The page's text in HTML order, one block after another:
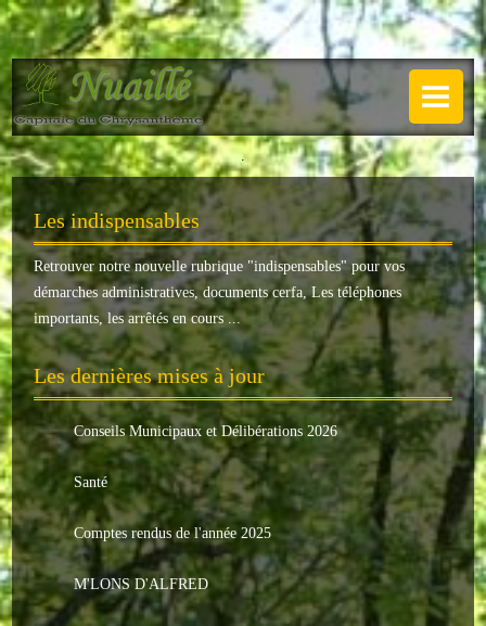
NUAILLÉ
Plan de Nuaillé
Sentiers pédestres
Guide annuel
Histoire
Galerie
LA MAIRIE
Horaires
Agence postale
Le conseil municipal
Les élus
Les commissions
.
Les indispensables
Retrouver notre nouvelle rubrique "indispensables" pour vos
démarches administratives, documents cerfa, Les téléphones
importants, les arrêtés en cours ...
Les dernières mises à jour
Conseils Municipaux et Délibérations 2026
Santé
Comptes rendus de l'année 2025
M'LONS D'ALFRED